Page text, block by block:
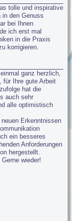
Interessen,
des Teams
und Integration ins
tolle und inspirative
den Genuss
bei Ihnen
ich erst mal
in die Praxis
korrigieren.
ganz herzlich,
für Ihre gute Arbeit
hat die
auch sehr
alle optimistisch
Erkenntnissen
ein besseres
Anforderungen
hergestellt.
wieder!